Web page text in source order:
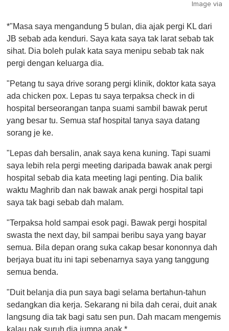
Image via
*"Masa saya mengandung 5 bulan, dia ajak pergi KL dari
JB sebab ada kenduri. Saya kata saya tak larat sebab tak
sihat. Dia boleh pulak kata saya menipu sebab tak nak
pergi dengan keluarga dia.
"Petang tu saya drive sorang pergi klinik, doktor kata saya
ada chicken pox. Lepas tu saya terpaksa check in di
hospital berseorangan tanpa suami sambil bawak perut
yang besar tu. Semua staf hospital tanya saya datang
sorang je ke.
"Lepas dah bersalin, anak saya kena kuning. Tapi suami
saya lebih rela pergi meeting daripada bawak anak pergi
hospital sebab dia kata meeting lagi penting. Dia balik
waktu Maghrib dan nak bawak anak pergi hospital tapi
saya tak bagi sebab dah malam.
"Terpaksa hold sampai esok pagi. Bawak pergi hospital
swasta the next day, bil sampai beribu saya yang bayar
semua. Bila depan orang suka cakap besar kononnya dah
berjaya buat itu ini tapi sebenarnya saya yang tanggung
semua benda.
"Duit belanja dia pun saya bagi selama bertahun-tahun
sedangkan dia kerja. Sekarang ni bila dah cerai, duit anak
langsung dia tak bagi satu sen pun. Dah macam mengemis